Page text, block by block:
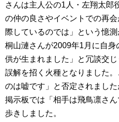
さんは主人公の1人・左翔太郎
の仲の良さやイベントでの再
際しているのでは」という憶測
桐山漣さんが2009年1月に自
供が生まれました」と冗談交じ
誤解を招く火種となりました
のは嘘です」と否定されまし
掲示板では「相手は飛鳥凛さ
歩きしました。